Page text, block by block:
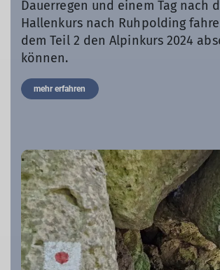
Dauerregen und einem Tag nach
Hallenkurs nach Ruhpolding
dem Teil 2 den Alpinkurs 2024
können.
mehr erfahren